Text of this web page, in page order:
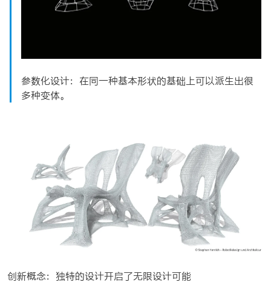
参数化设计：在同一种基本形状的基础上可以派生出很
多种变体。
创新概念：独特的设计开启了无限设计可能